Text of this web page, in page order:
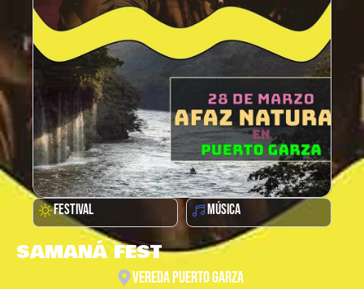
FESTIVAL MÚSICA
SAMANÁ FEST
VEREDA PUERTO GARZA